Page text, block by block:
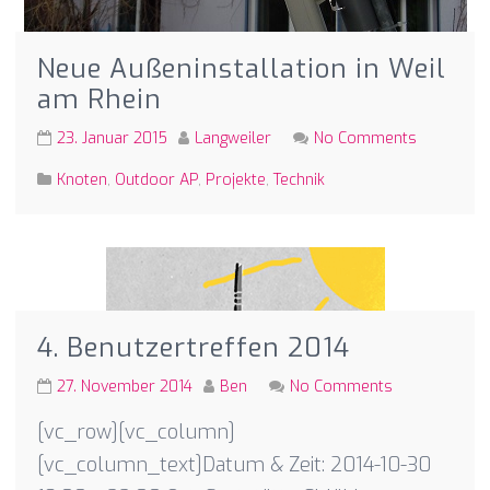
Neue Außeninstallation in Weil
am Rhein
23. Januar 2015 Langweiler
No Comments
Knoten, Outdoor AP, Projekte,Technik
4. Benutzertreffen 2014
27. November 2014 Ben No Comments
[vc_row][vc_column]
[vc_column_text]Datum & Zeit: 2014-10-30